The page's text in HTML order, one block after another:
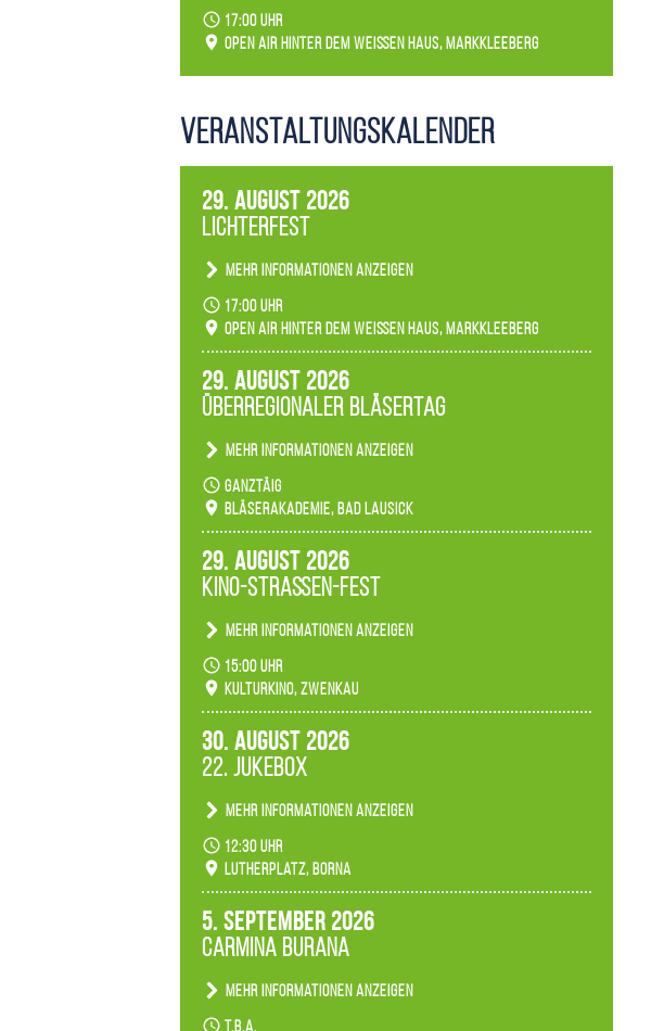
17:00 Uhr
Open Air hinter dem weißen Haus, Markkleeberg
Veranstaltungs­kalender
29. August 2026
Lichterfest
Mehr Informationen anzeigen
Becherlichter, Fackeln und Lichtinstallationen
verwandeln den agra-Park in einen farbigen
Märchenwald, der bei jedem Rundgang einen
Ambiente gibt es ein leuchtendes Konzert
unserer Fachbereiche.
17:00 Uhr
Open Air hinter dem weißen Haus, Markkleeberg
29. August 2026
Überregionaler Bläsertag
Mehr Informationen anzeigen
Teilnahme der Bläserklassen.
ganztäig
Bläserakademie, Bad Lausick
29. August 2026
Kino-Straßen-Fest
Mehr Informationen anzeigen
Konzert unserer Zwenkauer Schüler und
Schülerinnen zum Fest des Kulturkinos.
15:00 Uhr
Kulturkino, Zwenkau
30. August 2026
22. Jukebox
Mehr Informationen anzeigen
Anlässlicher der 775-Jahrfeier der Stadt Borna
spielen wir noch einmal unser aktuelles
Jukeboxprogramm zum Stadtfest.
12:30 Uhr
Lutherplatz, Borna
5. September 2026
Carmina Burana
Mehr Informationen anzeigen
Tanztheater der Quertänzer Borna.
t.b.a.